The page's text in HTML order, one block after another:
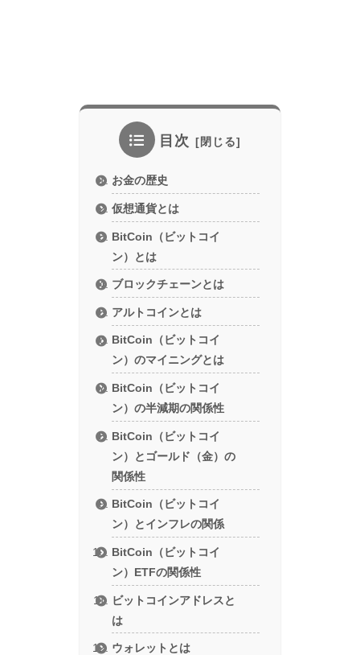
目次
お金の歴史
仮想通貨とは
BitCoin（ビットコイ
ン）とは
ブロックチェーンとは
アルトコインとは
BitCoin（ビットコイ
ン）のマイニングとは
BitCoin（ビットコイ
ン）の半減期の関係性
BitCoin（ビットコイ
ン）とゴールド（金）の
関係性
BitCoin（ビットコイ
ン）とインフレの関係
BitCoin（ビットコイ
ン）ETFの関係性
ビットコインアドレスと
は
ウォレットとは